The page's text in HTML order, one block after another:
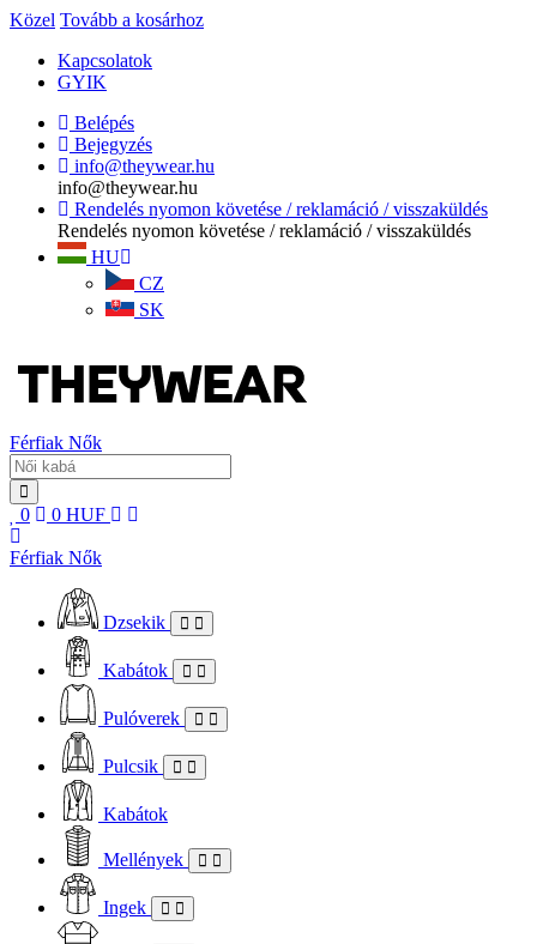
Közel Tovább a kosárhoz
Kapcsolatok
GYIK
Belépés
Bejegyzés
info@theywear.hu
info@theywear.hu
Rendelés nyomon követése / reklamáció / visszaküldés
Rendelés nyomon követése / reklamáció / visszaküldés
HU
CZ
SK
Férfiak Nők
0 0 HUF
Férfiak Nők
Dzsekik
Kabátok
Pulóverek
Pulcsik
Kabátok
Mellények
Ingek